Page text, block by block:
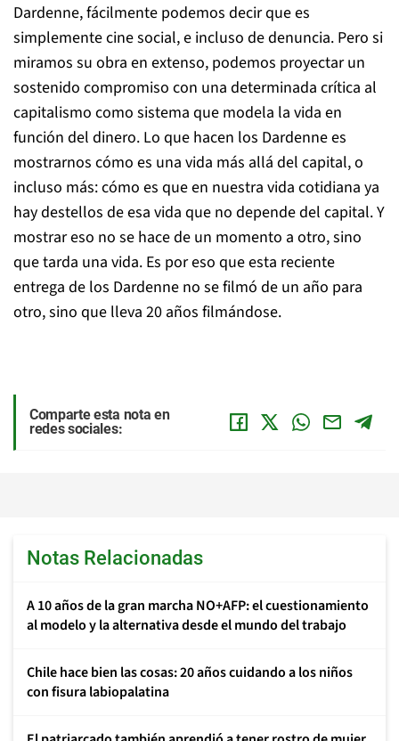
Dardenne, fácilmente podemos decir que es
simplemente cine social, e incluso de denuncia. Pero si
miramos su obra en extenso, podemos proyectar un
sostenido compromiso con una determinada crítica al
capitalismo como sistema que modela la vida en
función del dinero. Lo que hacen los Dardenne es
mostrarnos cómo es una vida más allá del capital, o
incluso más: cómo es que en nuestra vida cotidiana ya
hay destellos de esa vida que no depende del capital. Y
mostrar eso no se hace de un momento a otro, sino
que tarda una vida. Es por eso que esta reciente
entrega de los Dardenne no se filmó de un año para
otro, sino que lleva 20 años filmándose.
Comparte esta nota en
redes sociales:
Notas Relacionadas
A 10 años de la gran marcha NO+AFP: el cuestionamiento
al modelo y la alternativa desde el mundo del trabajo
Chile hace bien las cosas: 20 años cuidando a los niños
con fisura labiopalatina